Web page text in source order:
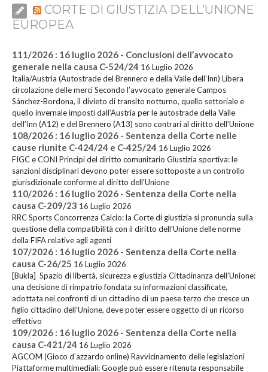
CORTE DI GIUSTIZIA DELL’UNIONE
EUROPEA
111/2026 : 16 luglio 2026 - Conclusioni dell’avvocato
generale nella causa C-524/24 16 Luglio 2026
Italia/Austria (Autostrade del Brennero e della Valle dell’Inn) Libera
circolazione delle merci Secondo l’avvocato generale Campos
Sánchez-Bordona, il divieto di transito notturno, quello settoriale e
quello invernale imposti dall’Austria per le autostrade della Valle
dell’Inn (A12) e del Brennero (A13) sono contrari al diritto dell’Unione
108/2026 : 16 luglio 2026 - Sentenza della Corte nelle
cause riunite C-424/24 e C-425/24 16 Luglio 2026
FIGC e CONI Principi del diritto comunitario Giustizia sportiva: le
sanzioni disciplinari devono poter essere sottoposte a un controllo
giurisdizionale conforme al diritto dell’Unione
110/2026 : 16 luglio 2026 - Sentenza della Corte nella
causa C-209/23 16 Luglio 2026
RRC Sports Concorrenza Calcio: la Corte di giustizia si pronuncia sulla
questione della compatibilità con il diritto dell’Unione delle norme
della FIFA relative agli agenti
107/2026 : 16 luglio 2026 - Sentenza della Corte nella
causa C-26/25 16 Luglio 2026
[Bukla] Spazio di libertà, sicurezza e giustizia Cittadinanza dell’Unione:
una decisione di rimpatrio fondata su informazioni classificate,
adottata nei confronti di un cittadino di un paese terzo che cresce un
figlio cittadino dell’Unione, deve poter essere oggetto di un ricorso
effettivo
109/2026 : 16 luglio 2026 - Sentenza della Corte nella
causa C-421/24 16 Luglio 2026
AGCOM (Gioco d’azzardo online) Ravvicinamento delle legislazioni
Piattaforme multimediali: Google può essere ritenuta responsabile